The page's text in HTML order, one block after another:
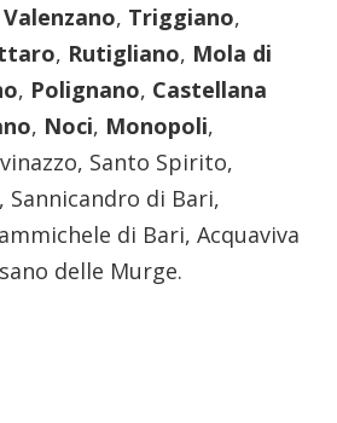
Valenzano, Triggiano,
, Rutigliano, Mola di
, Polignano, Castellana
, Noci, Monopoli,
Santo Spirito,
di Bari,
di Bari, Acquaviva
delle Murge.